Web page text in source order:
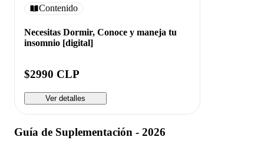
Contenido
Necesitas Dormir, Conoce y maneja tu
insomnio [digital]
$2990 CLP
Ver detalles
Guía de Suplementación - 2026